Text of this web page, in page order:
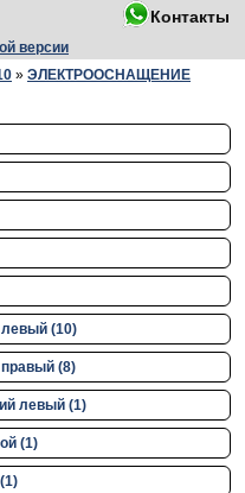
Контакты
версии
» ЭЛЕКТРООСНАЩЕНИЕ
(10)
(8)
левый (1)
(1)